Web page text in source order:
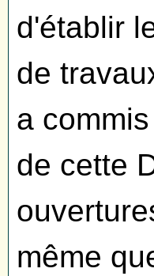
d'établir
de
a
de cette
même